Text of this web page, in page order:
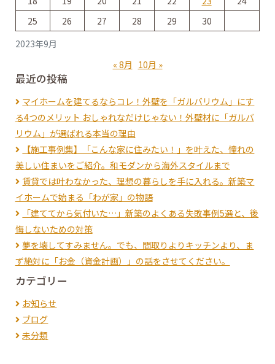
ゲ
ー
シ
ョ
ン
2023年9月
25
26 27 28 29 30
« 8月 10月 »
最近の投稿
マイホームを建てるならコレ！外壁を「ガルバリウム」にす
る4つのメリット おしゃれなだけじゃない！外壁材に「ガルバ
リウム」が選ばれる本当の理由
【施工事例集】「こんな家に住みたい！」を叶えた、憧れの
美しい住まいをご紹介。和モダンから海外スタイルまで
賃貸では叶わなかった、理想の暮らしを手に入れる。新築マ
イホームで始まる「わが家」の物語
「建ててから気付いた…」新築のよくある失敗事例5選と、後
悔しないための対策
夢を壊してすみません。でも、間取りよりキッチンより、ま
ず絶対に「お金（資金計画）」の話をさせてください。
カテゴリー
お知らせ
ブログ
未分類